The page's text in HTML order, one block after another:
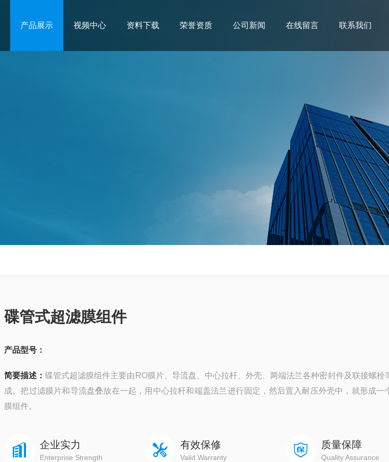
产品展示 视频中心 资料下载 荣誉资质 公司新闻 在线留言 联系我们
碟管式超滤膜组件
产品型号：
简要描述： 碟管式超滤膜组件主要由RO膜片、导流盘、中心拉杆、外壳、两端法兰各种密封件及联接螺栓
成。把过滤膜片和导流盘叠放在一起，用中心拉杆和端盖法兰进行固定，然后置入耐压外壳中，就形成一
膜组件。
企业实力
Enterprise Strength
有效保修
Valid Warranty
质量保障
Quality Assurance